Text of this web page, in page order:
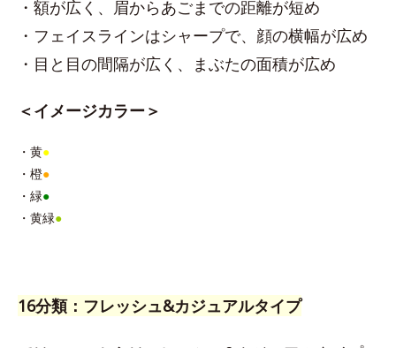
・額が広く、眉からあごまでの距離が短め
・フェイスラインはシャープで、顔の横幅が広め
・目と目の間隔が広く、まぶたの面積が広め
＜イメージカラー＞
・黄●
・橙●
・緑●
・黄緑●
16分類：フレッシュ&カジュアルタイプ